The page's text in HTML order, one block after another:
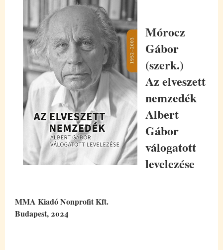
Mórocz
Gábor
(szerk.)
Az elveszett
nemzedék
Albert
Gábor
válogatott
levelezése
MMA Kiadó Nonprofit Kft.
Budapest, 2024